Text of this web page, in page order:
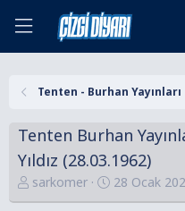
Tenten - Burhan Yayınları
Tenten Burhan
Yıldız (28.03.1962)
K
o
sarkomer
B
a
28 Ocak